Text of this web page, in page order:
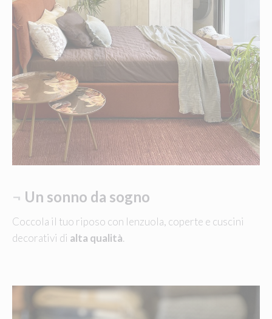
¬ Un sonno da sogno
Coccola il tuo riposo con lenzuola, coperte e cuscini
decorativi di alta qualità.